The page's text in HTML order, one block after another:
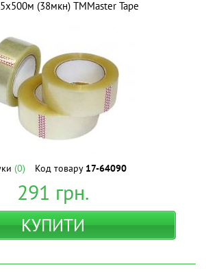
(38мкн) ТМMaster Tape
(0) Код товару 17-64090
291 грн.
КУПИТИ